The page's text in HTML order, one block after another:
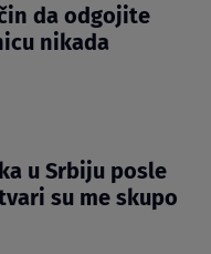
da odgojite
nikada
u Srbiju posle
su me skupo